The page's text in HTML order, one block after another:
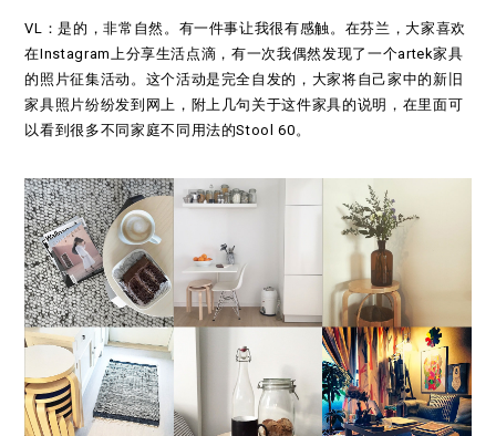
VL：是的，非常自然。有一件事让我很有感触。在芬兰，大家喜欢
在Instagram上分享生活点滴，有一次我偶然发现了一个artek家具
的照片征集活动。这个活动是完全自发的，大家将自己家中的新旧
家具照片纷纷发到网上，附上几句关于这件家具的说明，在里面可
以看到很多不同家庭不同用法的Stool 60。